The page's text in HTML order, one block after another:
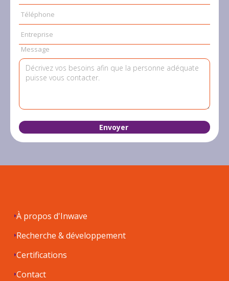
Téléphone
Entreprise
Message
À propos d'Inwave
Recherche & développement
Certifications
Contact